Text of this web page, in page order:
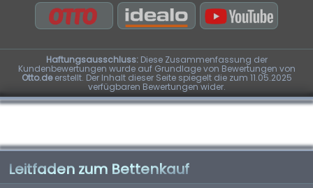
Haftungsausschluss:Diese Zusammenfassung der
Kundenbewertungen wurde auf Grundlage von Bewertungen von
Otto.deerstellt. Der Inhalt dieser Seite spiegelt die zum 11.05.2025
verfügbaren Bewertungen wider.
Leitfaden zum Bettenkauf